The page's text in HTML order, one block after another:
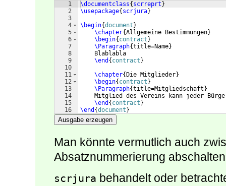
1
2
3
4
5
6
7
8
9
10
11
12
13
14
15
16
\documentclass{ scrreprt }
\usepackage{ scrjura}
\begin{document }
\chapter{Allgemeine Bestimmungen}
\begin{ contract }
\Paragraph{title=Name}
    Blablabla
\end { contract }
\chapter{ Die Mitglieder}
\begin{ contract }
\Paragraph{title=Mitgliedschaft }
Mitglied des Vereins kann jeder
\end { contract }
\end {document }
Ausgabe erzeugen
Man könnte vermutlich auch
Absatznummerierung
scrjura behandelt oder